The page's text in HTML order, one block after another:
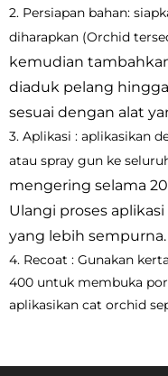
2. Persiapan bahan:
diharapkan (Orchid
kemudian
diaduk pelang
sesuai dengan alat
3. Aplikasi : aplikasikan
atau spray gun ke
mengering selama
Ulangi proses
yang lebih sempurna.
4. Recoat : Gunakan
400 untuk membuka
aplikasikan cat orchid